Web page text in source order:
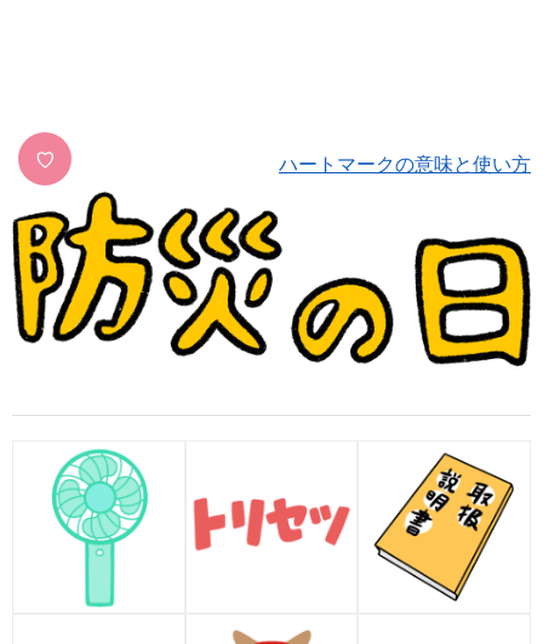
♡ ハートマークの意味と使い方